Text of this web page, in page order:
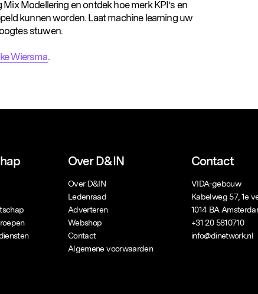
Modellering en ontdek hoe merk KPI’s en
kunnen worden. Laat machine learning uw
stuwen.
Wiersma.
Over D&IN
Over D&IN
Ledenraad
Adverteren
Webshop
Contact
Algemene voorwaarden
Contact
VIDA-gebouw
Kabelweg 57, 1e
1014 BA
+31 20 5810710
info@dinetwork.nl